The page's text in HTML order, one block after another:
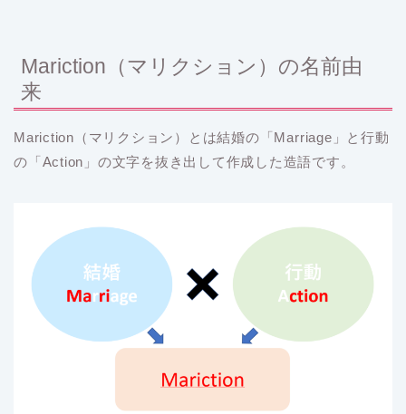
Mariction（マリクション）の名前由
来
Mariction（マリクション）とは結婚の「Marriage」と行動
の「Action」の文字を抜き出して作成した造語です。